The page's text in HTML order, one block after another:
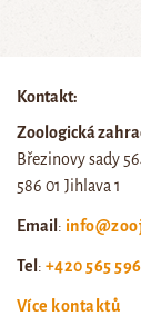
Kontakt:
Zoologická
Březinovy sady
586 01 Jihlava 1
Email:
Tel: +420 565
Více kontaktů